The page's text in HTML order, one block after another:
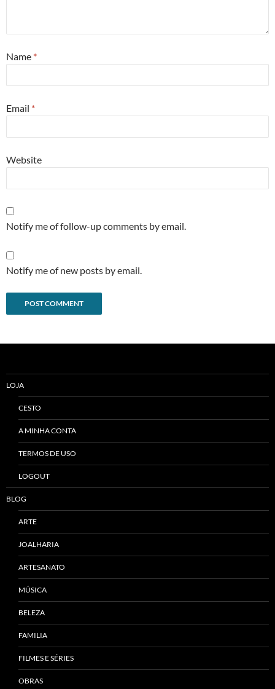
Name *
Email *
Website
Notify me of follow-up comments by email.
Notify me of new posts by email.
LOJA
CESTO
A MINHA CONTA
TERMOS DE USO
LOGOUT
BLOG
ARTE
JOALHARIA
ARTESANATO
MÚSICA
BELEZA
FAMILIA
FILMES E SÉRIES
OBRAS